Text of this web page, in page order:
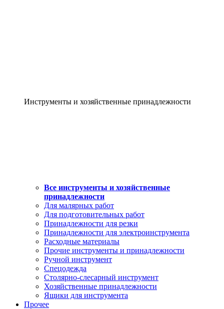
Инструменты и хозяйственные принадлежности
Все инструменты и хозяйственные
принадлежности
Для малярных работ
Для подготовительных работ
Принадлежности для резки
Принадлежности для электроинструмента
Расходные материалы
Прочие инструменты и принадлежности
Ручной инструмент
Спецодежда
Столярно-слесарный инструмент
Хозяйственные принадлежности
Ящики для инструмента
Прочее